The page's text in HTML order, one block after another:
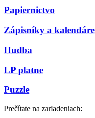
Papiernictvo
Zápisníky a kalendáre
Hudba
LP platne
Puzzle
Prečítate na zariadeniach: